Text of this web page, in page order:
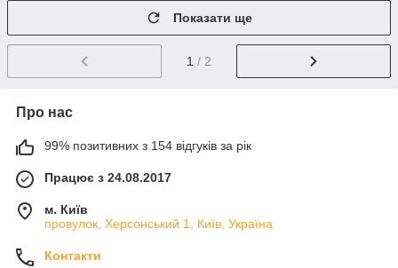
Показати ще
1 / 2
Про нас
99% позитивних з 154 відгуків за рік
Працює з 24.08.2017
м. Київ
провулок, Херсонський 1, Київ, Україна
Контакти